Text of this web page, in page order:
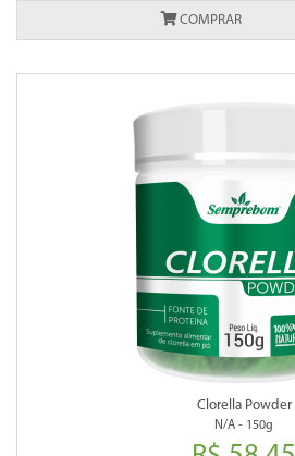
COMPRAR
Clorella Powder
N/A - 150g